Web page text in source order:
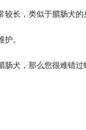
长，类似于腊肠犬
。
犬，那么您很难错过